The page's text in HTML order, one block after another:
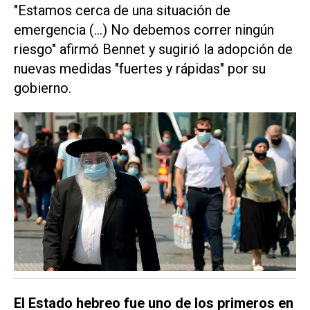
"Estamos cerca de una situación de
emergencia (...) No debemos correr ningún
riesgo" afirmó Bennet y sugirió la adopción de
nuevas medidas "fuertes y rápidas" por su
gobierno.
El Estado hebreo fue uno de los primeros en